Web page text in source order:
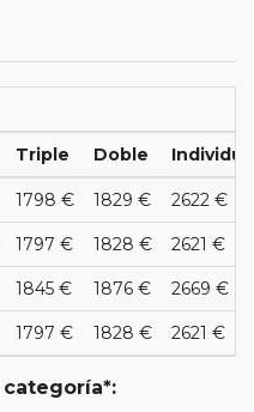
Triple Doble
1798 € 1829 € 2622 €
1797 € 1828 € 2621 €
1845 € 1876 € 2669 €
1797 € 1828 € 2621 €